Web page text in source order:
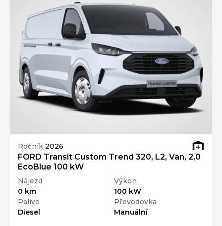
Ročník 2026
FORD Transit Custom Trend 320, L2, Van, 2,0
EcoBlue 100 kW
Nájezd
0 km
Výkon
100 kW
Palivo
Diesel
Převodovka
Manuální